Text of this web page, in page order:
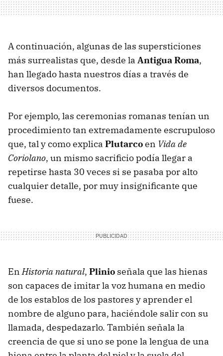
A continuación, algunas de las supersticiones
más surrealistas que, desde la Antigua Roma,
han llegado hasta nuestros días a través de
diversos documentos.
Por ejemplo, las ceremonias romanas tenían un
procedimiento tan extremadamente escrupuloso
que, tal y como explica Plutarcoen Vida de
Coriolano, un mismo sacrificio podía llegar a
repetirse hasta 30 veces si se pasaba por alto
cualquier detalle, por muy insignificante que
fuese.
EnHistoria natural, Plinio señala que las hienas
son capaces de imitar la voz humana en medio
de los establos de los pastores y aprender el
nombre de alguno para, haciéndole salir con su
llamada, despedazarlo. También señala la
creencia de que si uno se pone la lengua de una